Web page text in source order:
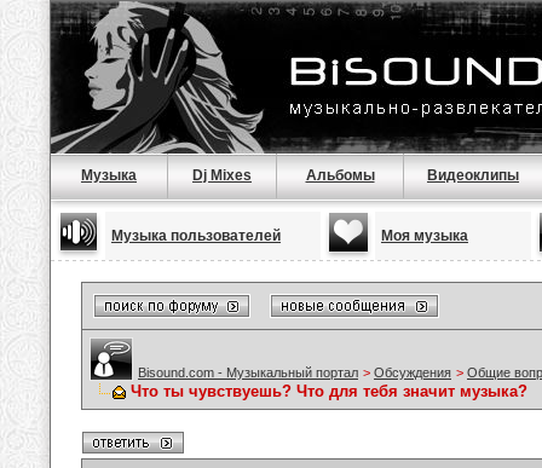
Музыка Dj Mixes Альбомы Видеоклипы
Музыка пользователей Моя музыка
Bisound.com - Музыкальный портал > Обсуждения > Общие
Что ты чувствуешь? Что для тебя значит музыка?